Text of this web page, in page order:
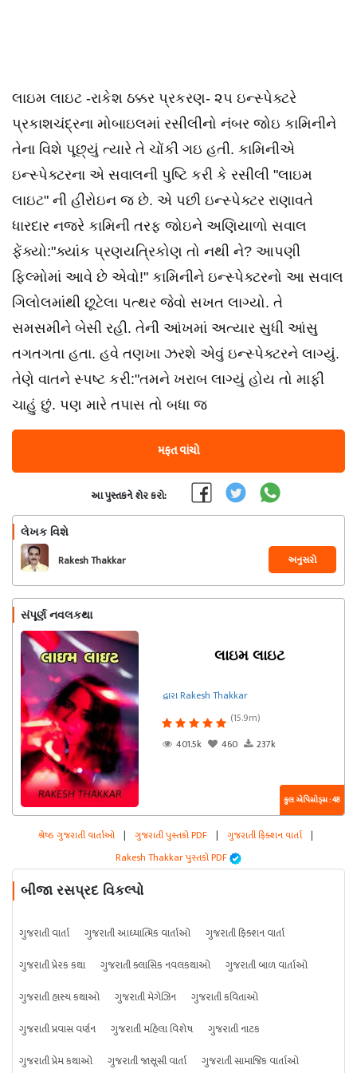
લાઇમ લાઇટ -રાકેશ ઠક્કર પ્રકરણ- ૨૫ ઇન્સ્પેક્ટરે
પ્રકાશચંદ્રના મોબાઇલમાં રસીલીનો નંબર જોઇ કામિનીને
તેના વિશે પૂછ્યું ત્યારે તે ચોંકી ગઇ હતી. કામિનીએ
ઇન્સ્પેક્ટરના એ સવાલની પુષ્ટિ કરી કે રસીલી "લાઇમ
લાઇટ" ની હીરોઇન જ છે. એ પછી ઇન્સ્પેક્ટર રાણાવતે
ધારદાર નજરે કામિની તરફ જોઇને અણિયાળો સવાલ
ફેંક્યો:"ક્યાંક પ્રણયત્રિકોણ તો નથી ને? આપણી
ફિલ્મોમાં આવે છે એવો!" કામિનીને ઇન્સ્પેક્ટરનો આ સવાલ
ગિલોલમાંથી છૂટેલા પત્થર જેવો સખત લાગ્યો. તે
સમસમીને બેસી રહી. તેની આંખમાં અત્યાર સુધી આંસુ
તગતગતા હતા. હવે તણખા ઝરશે એવું ઇન્સ્પેક્ટરને લાગ્યું.
તેણે વાતને સ્પષ્ટ કરી:"તમને ખરાબ લાગ્યું હોય તો માફી
ચાહું છું. પણ મારે તપાસ તો બધા જ
મફત વાંચો
આ પુસ્તકને શેર કરો:
લેખક વિશે
Rakesh Thakkar અનુસરો
સંપૂર્ણ નવલકથા
લાઇમ લાઇટ
દ્વારા Rakesh Thakkar
(15.9m)
401.5k
460 237k
કુલ એપિસોડ્સ : 48
શ્રેષ્ઠ ગુજરાતી વાર્તાઓ | ગુજરાતી પુસ્તકો PDF | ગુજરાતી ફિક્શન વાર્તા |
Rakesh Thakkar પુસ્તકો PDF
બીજા રસપ્રદ વિકલ્પો
ગુજરાતી વાર્તા ગુજરાતી આધ્યાત્મિક વાર્તાઓ
ગુજરાતી ફિક્શન વાર્તા
ગુજરાતી પ્રેરક કથા
ગુજરાતી ક્લાસિક નવલકથાઓ
ગુજરાતી બાળ વાર્તાઓ
ગુજરાતી હાસ્ય કથાઓ
ગુજરાતી મેગેઝિન
ગુજરાતી કવિતાઓ
ગુજરાતી પ્રવાસ વર્ણન
ગુજરાતી મહિલા વિશેષ
ગુજરાતી નાટક
ગુજરાતી પ્રેમ કથાઓ
ગુજરાતી જાસૂસી વાર્તા ગુજરાતી સામાજિક વાર્તાઓ